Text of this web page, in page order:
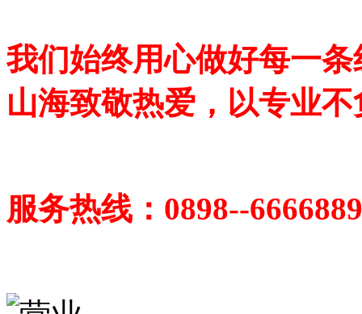
我们始终用心做好每一
山海致敬热爱，以专业
服务热线：0898--